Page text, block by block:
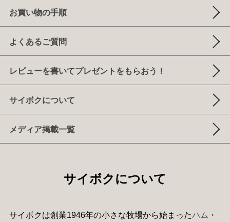
お買い物の手順
よくあるご質問
レビューを書いてプレゼントをもらおう！
サイボクについて
メディア掲載一覧
サイボクについて
サイボクは創業1946年の小さな牧場から始まったハム ・